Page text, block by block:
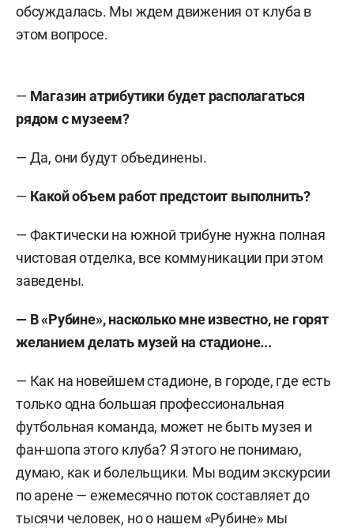
обсуждалась. Мы ждем движения от клуба в
этом вопросе.
— Магазин атрибутики будет располагаться
рядом с музеем?
— Да, они будут объединены.
— Какой объем работ предстоит выполнить?
— Фактически на южной трибуне нужна полная
чистовая отделка, все коммуникации при этом
заведены.
— В «Рубине», насколько мне известно, не горят
желанием делать музей на стадионе...
— Как на новейшем стадионе, в городе, где есть
только одна большая профессиональная
футбольная команда, может не быть музея и
фан-шопа этого клуба? Я этого не понимаю,
думаю, как и болельщики. Мы водим экскурсии
по арене — ежемесячно поток составляет до
тысячи человек, но о нашем «Рубине» мы